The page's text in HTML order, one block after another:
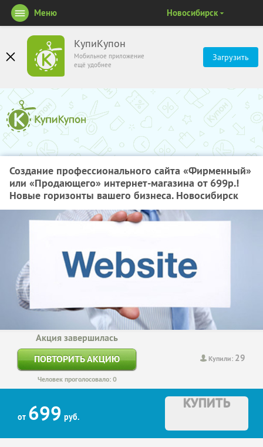
КупиКупон
Мобильное приложение
ещё удобнее
Загрузить
Меню Новосибирск
Создание профессионального сайта «Фирменный»
или «Продающего» интернет-магазина от 699р.!
Новые горизонты вашего бизнеса. Новосибирск
Купили: 29
Акция завершилась
ПОВТОРИТЬ АКЦИЮ
Человек проголосовало: 0
от 699 руб.
КУПИТЬ